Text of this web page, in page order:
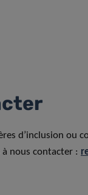
d’inclusion ou
à nous contacter :